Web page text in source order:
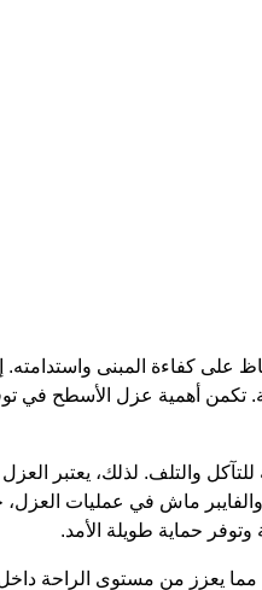
على كفاءة المبنى
أهمية عزل الأسطح في
والتلف. لذلك، يعتبر
ماش في عمليات
حماية طويلة الأمد.
يعزز من مستوى الراحة داخل